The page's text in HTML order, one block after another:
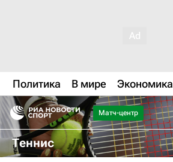
Политика В мире Экономика
Матч-центр
Теннис